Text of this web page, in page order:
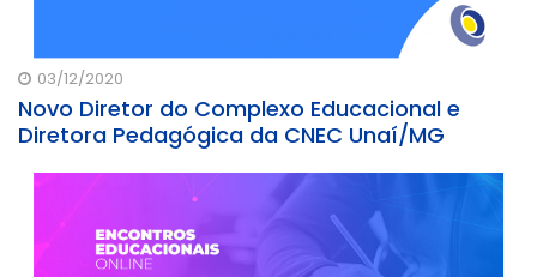
03/12/2020
Novo Diretor do Complexo Educacional e
Diretora Pedagógica da CNEC Unaí/MG